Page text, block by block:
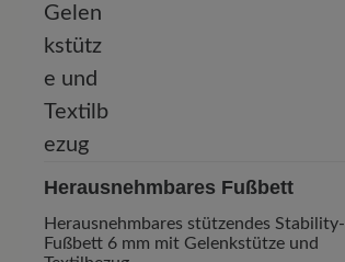
Herausnehmbares Fußbett
Herausnehmbares stützendes Stability-
Fußbett 6 mm mit Gelenkstütze und